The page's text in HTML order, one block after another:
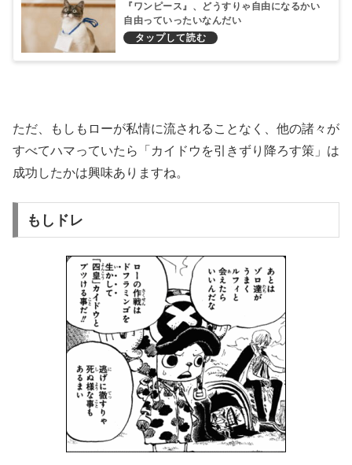
『ワンピース』、どうすりゃ自由になるかい
自由っていったいなんだい
ただ、もしもローが私情に流されることなく、他の諸々が
すべてハマっていたら「カイドウを引きずり降ろす策」は
成功したかは興味ありますね。
もしドレ